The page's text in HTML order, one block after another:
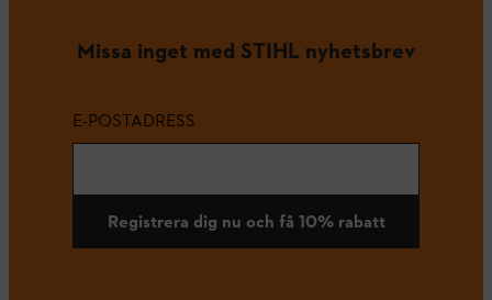
Missa inget med STIHL nyhetsbrev
E-POSTADRESS
Registrera dig nu och få 10% rabatt